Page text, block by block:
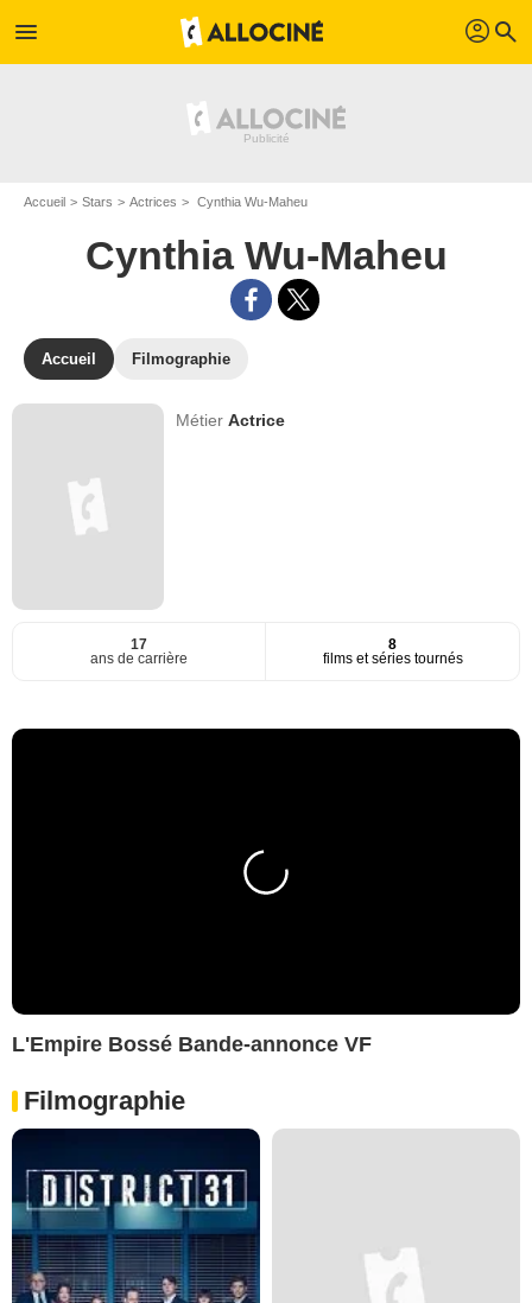
menu profil search
Accueil Stars Actrices Cynthia Wu-Maheu
Cynthia Wu-Maheu
Accueil Filmographie
MétierActrice
17
ans de carrière
8
films et séries tournés
L'Empire Bossé Bande-annonce VF
Filmographie